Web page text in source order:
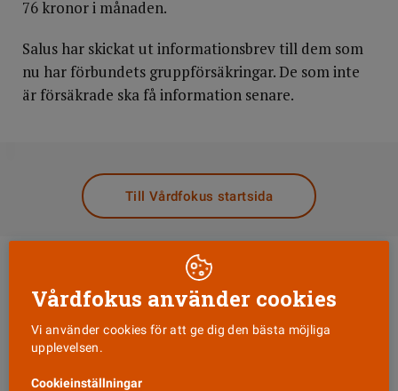
76 kronor i månaden.
Salus har skickat ut informationsbrev till dem som
nu har förbundets gruppförsäkringar. De som inte
är försäkrade ska få information senare.
Till Vårdfokus startsida
Vårdfokus använder cookies
Vi använder cookies för att ge dig den bästa möjliga
upplevelsen.
Cookieinställningar